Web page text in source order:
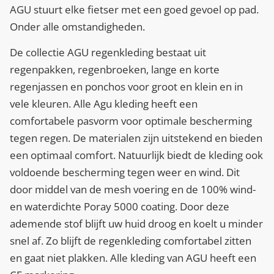
AGU stuurt elke fietser met een goed gevoel op pad.
Onder alle omstandigheden.
De collectie AGU regenkleding bestaat uit
regenpakken, regenbroeken, lange en korte
regenjassen en ponchos voor groot en klein en in
vele kleuren. Alle Agu kleding heeft een
comfortabele pasvorm voor optimale bescherming
tegen regen. De materialen zijn uitstekend en bieden
een optimaal comfort. Natuurlijk biedt de kleding ook
voldoende bescherming tegen weer en wind. Dit
door middel van de mesh voering en de 100% wind-
en waterdichte Poray 5000 coating. Door deze
ademende stof blijft uw huid droog en koelt u minder
snel af. Zo blijft de regenkleding comfortabel zitten
en gaat niet plakken. Alle kleding van AGU heeft een